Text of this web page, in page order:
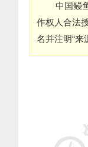
中国鳗
作权人合法
名并注明“来